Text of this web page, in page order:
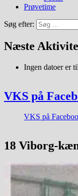
Prøvetime
Søg efter:
Næste
Ingen datoer er
VKS på
VKS på
18 Viborg-